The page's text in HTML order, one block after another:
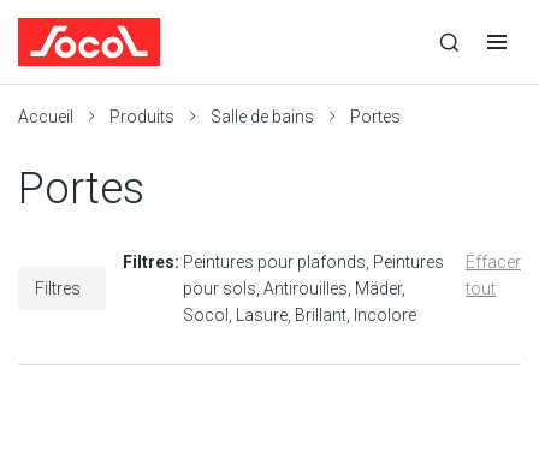
recherche
recherche
navigation
Accueil Produits Salle de bains Portes
Portes
Filtres
Filtres: Peintures pour plafonds Peintures
pour sols Antirouilles Mäder
Socol
Lasure Brillant Incolore
Effacer
tout